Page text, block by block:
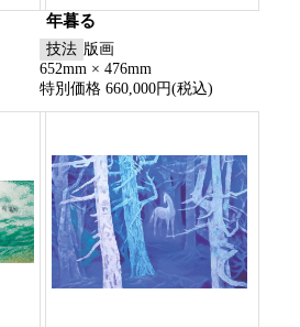
年暮る
技法 版画
652mm × 476mm
特別価格 660,000円(税込)